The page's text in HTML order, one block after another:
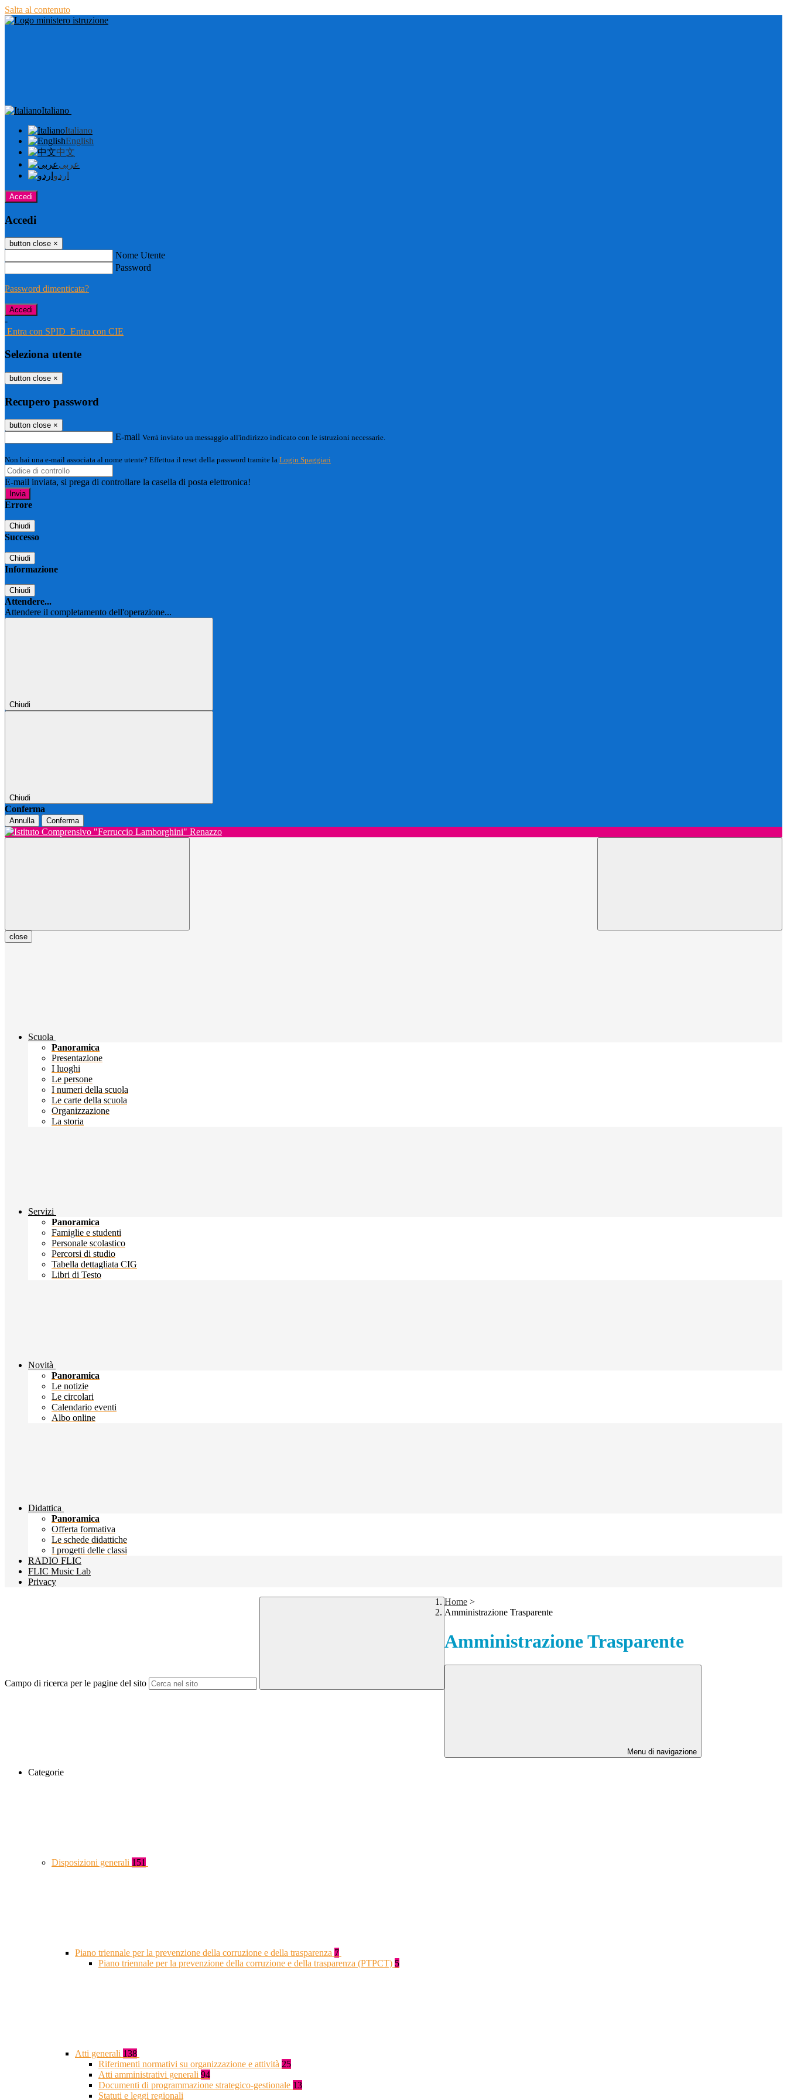
Salta al contenuto
Italiano
Italiano
English
中文
عربى
اردو
Accedi
Accedi
button close ×
Nome Utente
Password
Password dimenticata?
-
Entra con SPID Entra con CIE
Seleziona utente
button close ×
Recupero password
button close ×
E-mail Verrà inviato un messaggio all'indirizzo indicato con le istruzioni necessarie.
Non hai una e-mail associata al nome utente? Effettua il reset della password tramite la Login Spaggiari
E-mail inviata, si prega di controllare la casella di posta elettronica!
Errore
Chiudi
Successo
Chiudi
Informazione
Chiudi
Attendere...
Attendere il completamento dell'operazione...
Chiudi
Chiudi
Conferma
Annulla Conferma
close
Scuola
Panoramica
Presentazione
I luoghi
Le persone
I numeri della scuola
Le carte della scuola
Organizzazione
La storia
Servizi
Panoramica
Famiglie e studenti
Personale scolastico
Percorsi di studio
Tabella dettagliata CIG
Libri di Testo
Novità
Panoramica
Le notizie
Le circolari
Calendario eventi
Albo online
Didattica
Panoramica
Offerta formativa
Le schede didattiche
I progetti delle classi
RADIO FLIC
FLIC Music Lab
Privacy
Campo di ricerca per le pagine del sito
Home >
Amministrazione Trasparente
Amministrazione Trasparente
Menu di navigazione
Categorie
Disposizioni generali 151
Piano triennale per la prevenzione della corruzione e della trasparenza 7
Piano triennale per la prevenzione della corruzione e della trasparenza (PTPCT) 5
Atti generali 138
Riferimenti normativi su organizzazione e attività 25
Atti amministrativi generali 94
Documenti di programmazione strategico-gestionale 13
Statuti e leggi regionali